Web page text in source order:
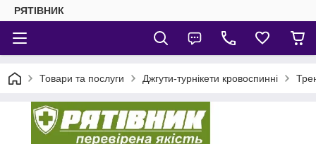
РЯТІВНИК
Товари та послуги Джгути-турнікети кровоспинні